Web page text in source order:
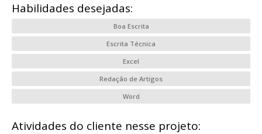
Habilidades desejadas:
Boa Escrita
Escrita Técnica
Excel
Redação de Artigos
Word
Atividades do cliente nesse projeto: